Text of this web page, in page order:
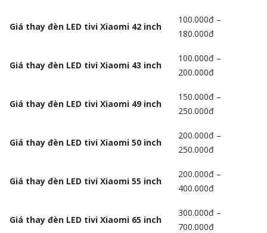
Giá thay đèn LED tivi Xiaomi 42 inch
100.000đ –
180.000đ
Giá thay đèn LED tivi Xiaomi 43 inch
100.000đ –
200.000đ
Giá thay đèn LED tivi Xiaomi 49 inch
150.000đ –
250.000đ
Giá thay đèn LED tivi Xiaomi 50 inch
200.000đ –
250.000đ
Giá thay đèn LED tivi Xiaomi 55 inch
200.000đ –
400.000đ
Giá thay đèn LED tivi Xiaomi 65 inch
300.000đ –
700.000đ